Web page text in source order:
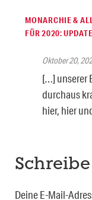
MONARCHIE &
FÜR 2020: UPDATE
Oktober 20,
[…] unserer
durchaus
hier, hier
Deine E-Mail-